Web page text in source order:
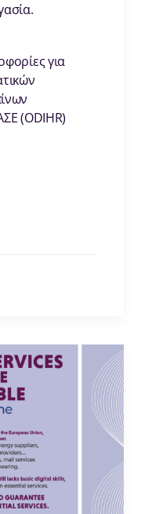
για
(ODIHR)